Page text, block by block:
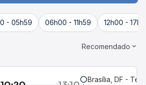
- 05h59 06h00 - 11h59 12h00 -
Recomendado
Brasília, DF -